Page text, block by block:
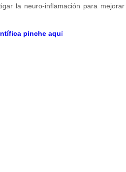
la neuro-inflamación para
pinche aquí